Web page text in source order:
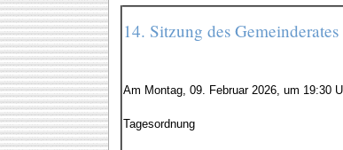
14. Sitzung des
Am Montag, 09. Februar 2026, um 19:30
Tagesordnung